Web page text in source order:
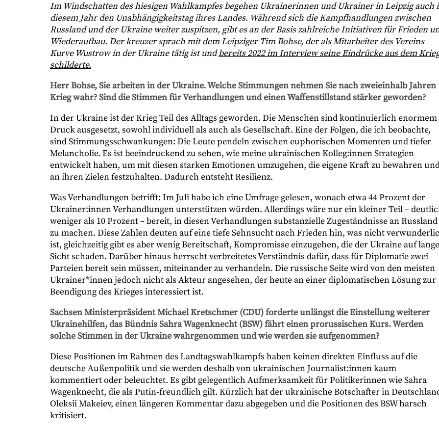
Im Windschatten des hiesigen Wahlkampfes begehen Ukrainerinnen und Ukrainer in Leipzig auch
diesem Jahr den Unabhängigkeitstag ihres Landes. Während sich die Kampfhandlungen zwischen
Russland und der Ukraine weiter zuspitzen, gibt es an der Basis zahlreiche Initiativen für Frieden
Wiederaufbau. Der kreuzer sprach mit dem Leipziger Tim Bohse, der als Mitarbeiter des Vereins
Kurve Wustrow in der Ukraine tätig ist undbereits 2022 im Interview seine Eindrücke aus dem
schilderte.
Herr Bohse, Sie arbeiten in der Ukraine. Welche Stimmungen nehmen Sie nach zweieinhalb Jahren
Krieg wahr? Sind die Stimmen für Verhandlungen und einen Waffenstillstand stärker geworden?
In der Ukraine ist der Krieg Teil des Alltags geworden. Die Menschen sind kontinuierlich enormem
Druck ausgesetzt, sowohl individuell als auch als Gesellschaft. Eine der Folgen, die ich beobachte,
sind Stimmungsschwankungen: Die Leute pendeln zwischen euphorischen Momenten und tiefer
Melancholie. Es ist beeindruckend zu sehen, wie meine ukrainischen Kolleg:innen Strategien
entwickelt haben, um mit diesen starken Emotionen umzugehen, die eigene Kraft zu bewahren
an ihren Zielen festzuhalten. Dadurch entsteht Resilienz.
Was Verhandlungen betrifft: Im Juli habe ich eine Umfrage gelesen, wonach etwa 44 Prozent der
Ukrainer:innen Verhandlungen unterstützen würden. Allerdings wäre nur ein kleiner Teil –
weniger als 10 Prozent – bereit, in diesen Verhandlungen substanzielle Zugeständnisse an Russland
zu machen. Diese Zahlen deuten auf eine tiefe Sehnsucht nach Frieden hin, was nicht
ist, gleichzeitig gibt es aber wenig Bereitschaft, Kompromisse einzugehen, die der Ukraine auf lange
Sicht schaden. Darüber hinaus herrscht verbreitetes Verständnis dafür, dass für Diplomatie zwei
Parteien bereit sein müssen, miteinander zu verhandeln. Die russische Seite wird von den meisten
Ukrainer*innen jedoch nicht als Akteur angesehen, der heute an einer diplomatischen Lösung zur
Beendigung des Krieges interessiert ist.
Sachsen Ministerpräsident Michael Kretschmer (CDU) forderte unlängst die Einstellung weiterer
Ukrainehilfen, das Bündnis Sahra Wagenknecht (BSW) fährt einen prorussischen Kurs. Werden
solche Stimmen in der Ukraine wahrgenommen und wie werden sie aufgenommen?
Diese Positionen im Rahmen des Landtagswahlkampfs haben keinen direkten Einfluss auf die
deutsche Außenpolitik und sie werden deshalb von ukrainischen Journalist:innen kaum
kommentiert oder beleuchtet. Es gibt gelegentlich Aufmerksamkeit für Politikerinnen wie Sahra
Wagenknecht, die als Putin-freundlich gilt. Kürzlich hat der ukrainische Botschafter in
Oleksii Makeiev, einen längeren Kommentar dazu abgegeben und die Positionen des BSW harsch
kritisiert.